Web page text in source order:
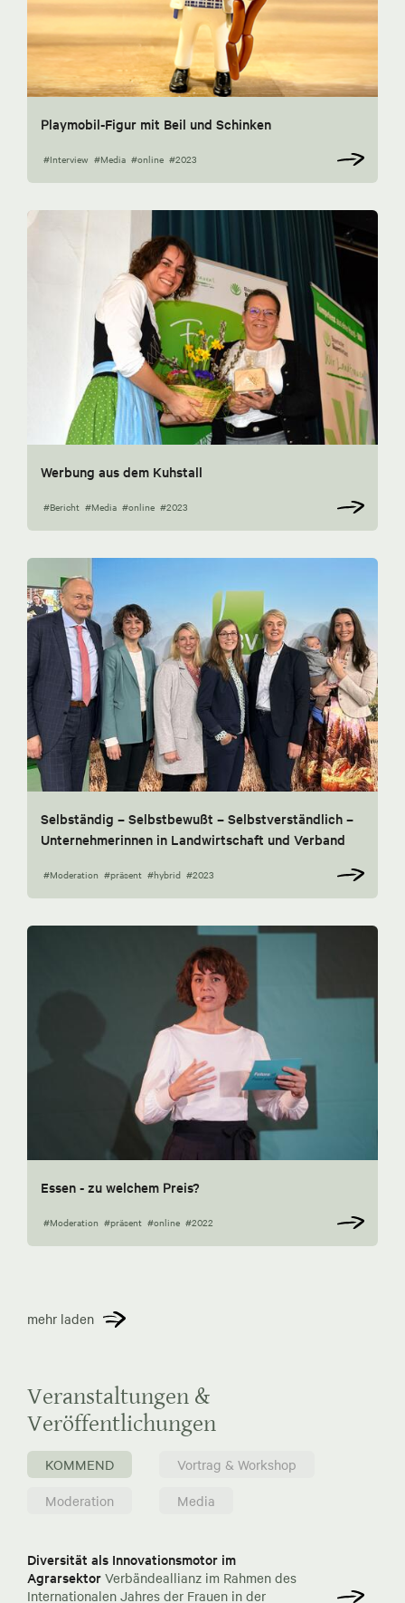
Playmobil-Figur mit Beil und Schinken
#Interview #Media #online #2023
Werbung aus dem Kuhstall
#Bericht #Media #online #2023
Selbständig – Selbstbewußt – Selbstverständlich –
Unternehmerinnen in Landwirtschaft und Verband
#Moderation #präsent #hybrid #2023
Essen - zu welchem Preis?
#Moderation #präsent #online #2022
mehr laden
Veranstaltungen &
Veröffentlichungen
KOMMEND
Vortrag & Workshop
Moderation
Media
Diversität als Innovationsmotor im
Agrarsektor Verbändeallianz im Rahmen des
Internationalen Jahres der Frauen in der